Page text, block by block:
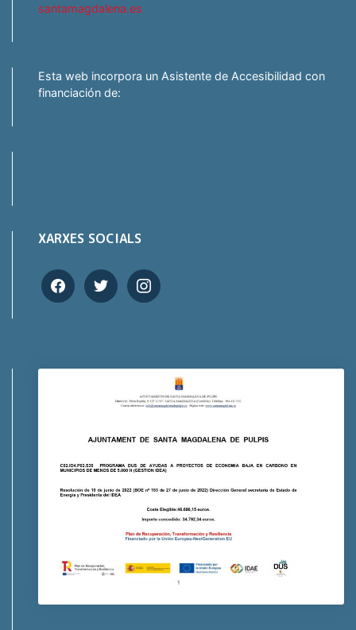
santamagdalena.es
Esta web incorpora un Asistente de Accesibilidad con
financiación de:
XARXES SOCIALS
facebooktwitter instagram